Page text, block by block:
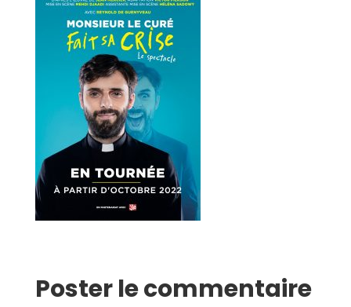
Poster le commentaire